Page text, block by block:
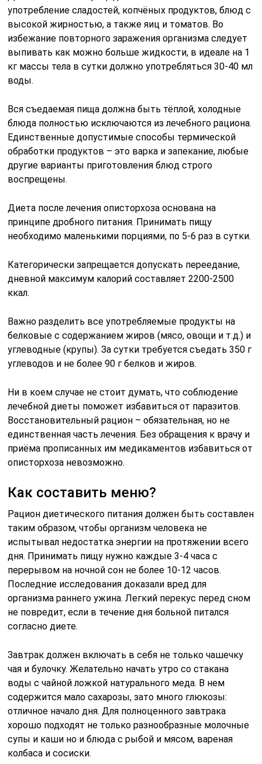
употрeбление сладостей, копчёных продуктов, блюд с
высокой жирностью, а также яиц и томатов. Во
избежание повторного заражения организма следует
выпивать как можно больше жидкости, в идеале на 1
кг массы тела в сутки должно употрeбляться 30-40 мл
воды.
Вся съедаемая пища должна быть тёплой, холодные
блюда полностью исключаются из лечебного рациона.
Единственные допустимые способы термической
обработки продуктов – это варка и запекание, любые
другие варианты приготовления блюд строго
воспрещены.
Диета после лечения описторхоза основана на
принципе дробного питания. Принимать пищу
необходимо маленькими порциями, по 5-6 раз в сутки.
Категорически запрещается допускать переедание,
дневной максимум калорий составляет 2200-2500
ккал.
Важно разделить все употрeбляемые продукты на
белковые с содержанием жиров (мясо, овощи и т.д.) и
углеводные (крупы). За сутки требуется съедать 350 г
углеводов и не более 90 г белков и жиров.
Ни в коем случае не стоит думать, что соблюдение
лечебной диеты поможет избавиться от паразитов.
Восстановительный рацион – обязательная, но не
единственная часть лечения. Без обращения к врачу и
приёма прописанных им медикаментов избавиться от
описторхоза невозможно.
Как составить меню?
Рацион диетического питания должен быть составлен
таким образом, чтобы организм человека не
испытывал недостатка энергии на протяжении всего
дня. Принимать пищу нужно каждые 3-4 часа с
перерывом на ночной сон не более 10-12 часов.
Последние исследования доказали вред для
организма раннего ужина. Легкий перекус перед сном
не повредит, если в течение дня больной питался
согласно диете.
Завтрак должен включать в себя не только чашечку
чая и булочку. Желательно начать утро со стакана
воды с чайной ложкой натурального меда. В нем
содержится мало сахарозы, зато много глюкозы:
отличное начало дня. Для полноценного завтрака
хорошо подходят не только разнообразные молочные
супы и каши но и блюда с рыбой и мясом, вареная
колбаса и сосиски.